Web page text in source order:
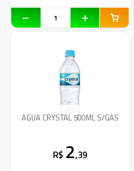
AGUA CRYSTAL 500ML S/GAS
R$ 2,39